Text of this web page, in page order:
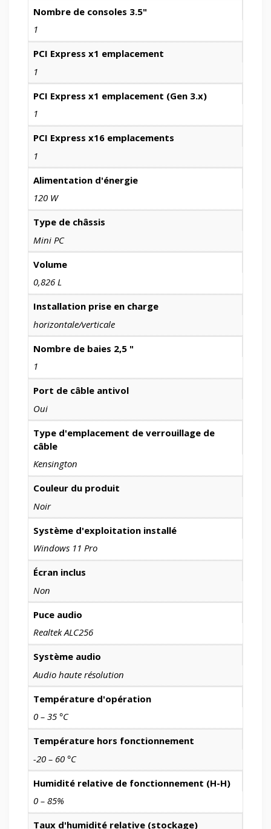
Nombre de consoles 3.5"
1
PCI Express x1 emplacement
1
PCI Express x1 emplacement (Gen 3.x)
1
PCI Express x16 emplacements
1
Alimentation d'énergie
120 W
Type de châssis
Mini PC
Volume
0,826 L
Installation prise en charge
horizontale/verticale
Nombre de baies 2,5 "
1
Port de câble antivol
Oui
Type d'emplacement de verrouillage de
câble
Kensington
Couleur du produit
Noir
Système d'exploitation installé
Windows 11 Pro
Écran inclus
Non
Puce audio
Realtek ALC256
Système audio
Audio haute résolution
Température d'opération
0 – 35 °C
Température hors fonctionnement
-20 – 60 °C
Humidité relative de fonctionnement (H-H)
0 – 85%
Taux d'humidité relative (stockage)